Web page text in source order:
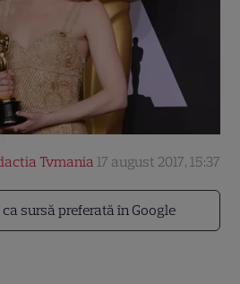
sursă preferată în Google
Tvmania 17 august 2017, 15:37